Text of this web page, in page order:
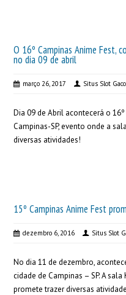
O 16º Campinas Anime Fest,
no dia 09 de abril
março 26, 2017 Situs Slot
Dia 09 de Abril acontecerá o
Campinas-SP, evento onde a
diversas atividades!
15º Campinas Anime Fest
dezembro 6, 2016 Situs Slot
No dia 11 de dezembro,
cidade de Campinas – SP. A
promete trazer diversas